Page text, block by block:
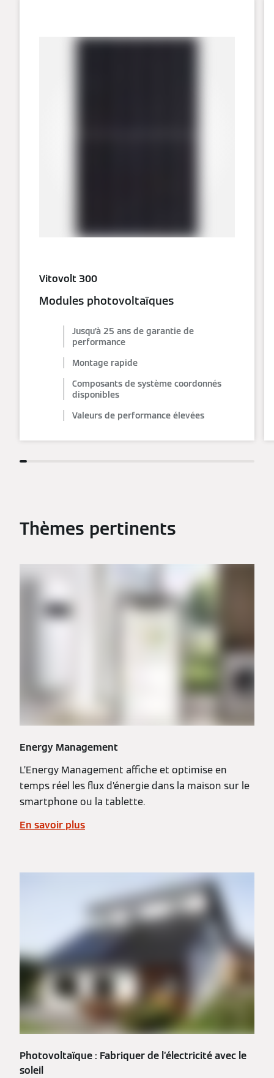
Vitovolt 300
Modules photovoltaïques
Jusqu’à 25 ans de garantie de
performance
Montage rapide
Composants de système coordonnés
disponibles
Valeurs de performance élevées
Thèmes pertinents
Energy Management
L’Energy Management affiche et optimise en
temps réel les flux d’énergie dans la maison sur le
smartphone ou la tablette.
En savoir plus
Photovoltaïque : Fabriquer de l’électricité avec le
soleil